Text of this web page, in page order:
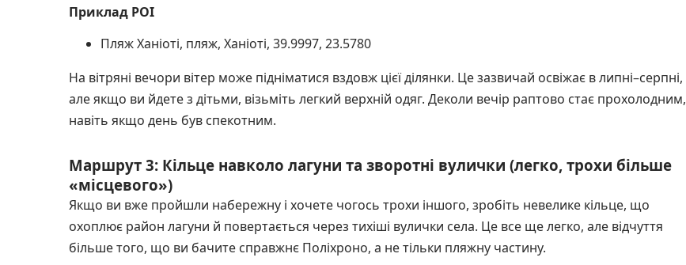
Приклад POI
Пляж Ханіоті, пляж, Ханіоті, 39.9997, 23.5780
На вітряні вечори вітер може підніматися вздовж цієї ділянки. Це зазвичай освіжає в липні–серпні,
але якщо ви йдете з дітьми, візьміть легкий верхній одяг. Деколи вечір раптово стає прохолодним,
навіть якщо день був спекотним.
Маршрут 3: Кільце навколо лагуни та зворотні вулички (легко, трохи більше
«місцевого»)
Якщо ви вже пройшли набережну і хочете чогось трохи іншого, зробіть невелике кільце, що
охоплює район лагуни й повертається через тихіші вулички села. Це все ще легко, але відчуття
більше того, що ви бачите справжнє Поліхроно, а не тільки пляжну частину.